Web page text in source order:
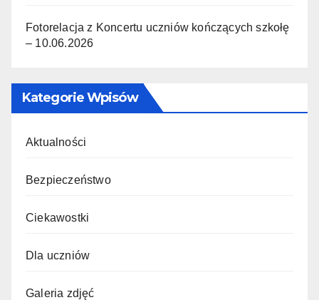
Fotorelacja z Koncertu uczniów kończących szkołę
– 10.06.2026
Kategorie Wpisów
Aktualności
Bezpieczeństwo
Ciekawostki
Dla uczniów
Galeria zdjęć